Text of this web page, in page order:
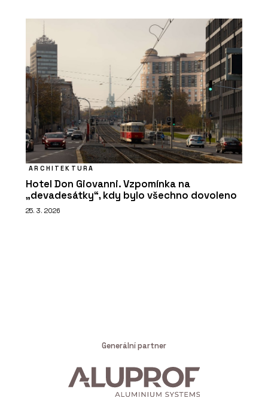
ARCHITEKTURA
Hotel Don Giovanni. Vzpomínka na
„devadesátky“, kdy bylo všechno dovoleno
25. 3. 2026
Generální partner